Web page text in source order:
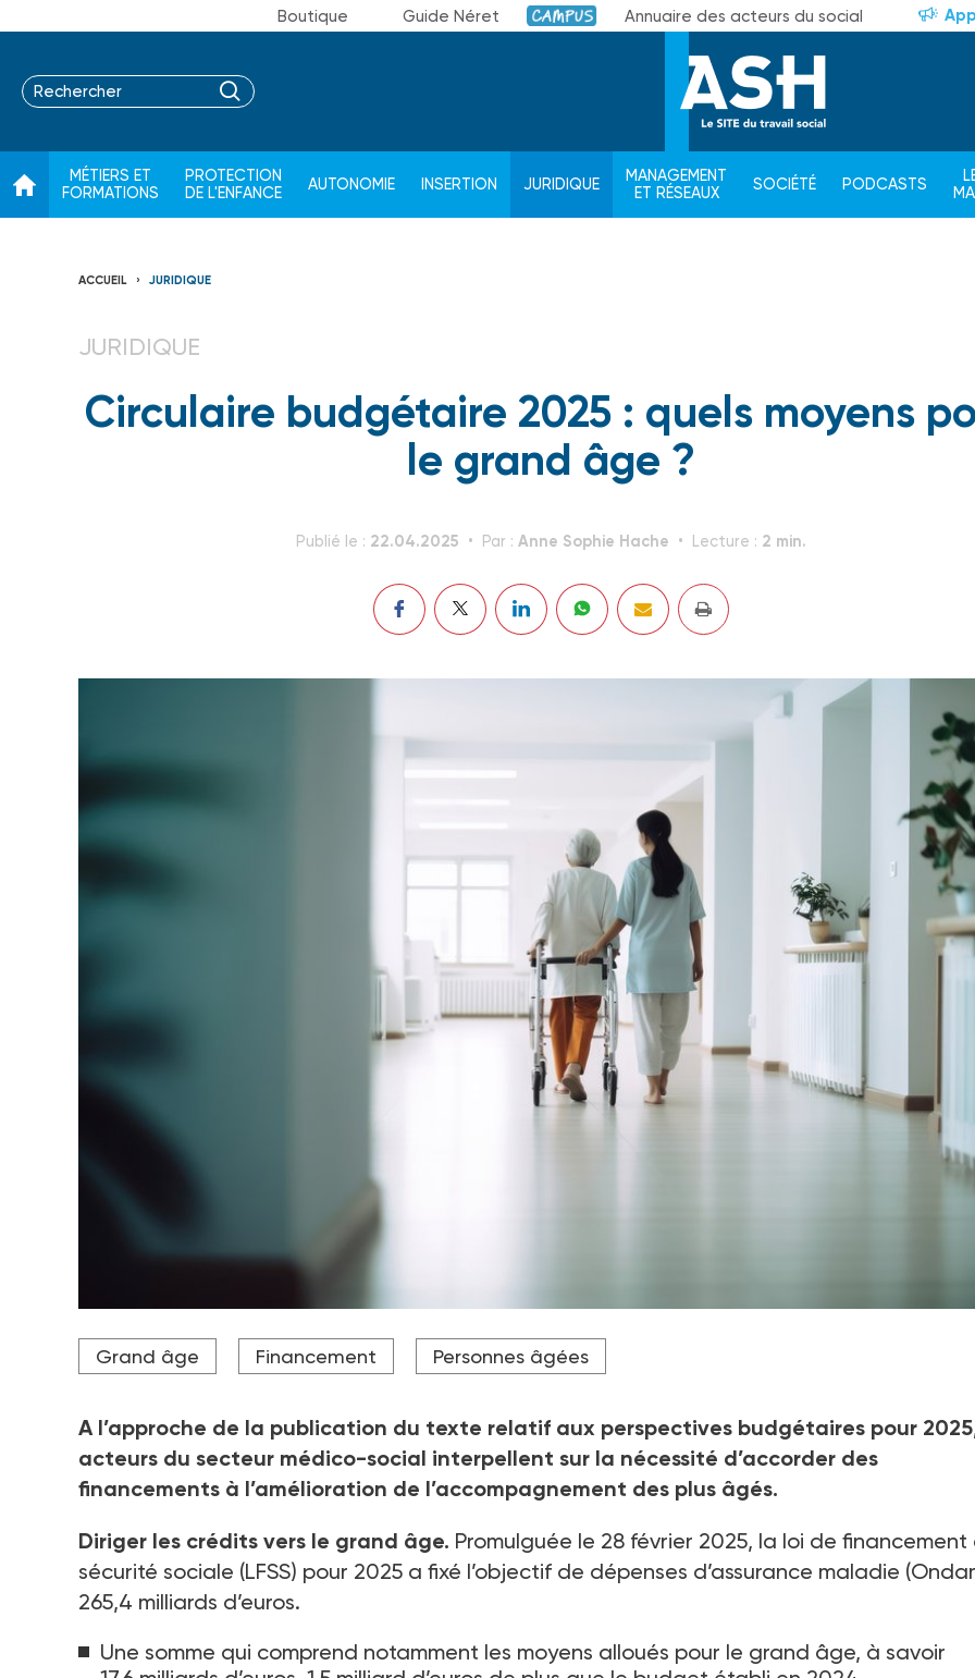
Boutique Guide Néret Campus Annuaire des acteurs du social
MÉTIERS ET
FORMATIONS
PROTECTION
DE L'ENFANCE
AUTONOMIE INSERTION JURIDIQUE
MANAGEMENT
ET RÉSEAUX
SOCIÉTÉ PODCASTS
ACCUEIL JURIDIQUE
JURIDIQUE
Circulaire budgétaire 2025 : quels moyens
le grand âge ?
Publié le : 22.04.2025 Par : Anne Sophie Hache Lecture : 2 min.
La CNSA prévoit un déficit pour la branche autonomie à hauteur de 762,9 millions d'euros pour 2025.
Crédit photo Rawpixel.com - stock.adobe.com
Grand âge Financement Personnes âgées
A l’approche de la publication du texte relatif aux perspectives budgétaires pour
acteurs du secteur médico-social interpellent sur la nécessité d’accorder des
financements à l’amélioration de l’accompagnement des plus âgés.
Diriger les crédits vers le grand âge. Promulguée le 28 février 2025, la loi de financement
sécurité sociale (LFSS) pour 2025 a fixé l’objectif de dépenses d’assurance maladie
265,4 milliards d’euros.
Une somme qui comprend notamment les moyens alloués pour le grand âge, à savoir